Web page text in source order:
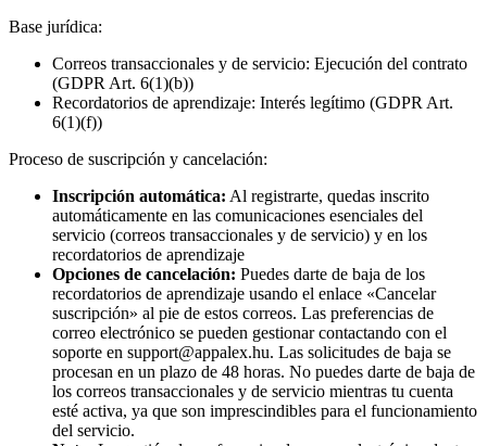
Base jurídica:
Correos transaccionales y de servicio: Ejecución del contrato
(GDPR Art. 6(1)(b))
Recordatorios de aprendizaje: Interés legítimo (GDPR Art.
6(1)(f))
Proceso de suscripción y cancelación:
Inscripción automática: Al registrarte, quedas inscrito
automáticamente en las comunicaciones esenciales del
servicio (correos transaccionales y de servicio) y en los
recordatorios de aprendizaje
Opciones de cancelación: Puedes darte de baja de los
recordatorios de aprendizaje usando el enlace «Cancelar
suscripción» al pie de estos correos. Las preferencias de
correo electrónico se pueden gestionar contactando con el
soporte en support@appalex.hu. Las solicitudes de baja se
procesan en un plazo de 48 horas. No puedes darte de baja de
los correos transaccionales y de servicio mientras tu cuenta
esté activa, ya que son imprescindibles para el funcionamiento
del servicio.